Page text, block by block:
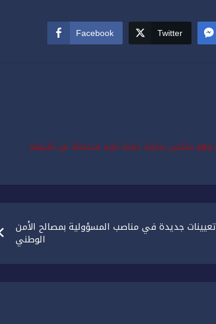
Facebook Twitter
متلبس بحيازة دراجة نارية متحصلة من السرقة
تعيينات جديدة في مناصب المسؤولية بمصالح الأمن
الوطني